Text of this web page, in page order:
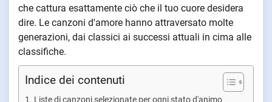
che cattura esattamente ciò che il tuo cuore desidera
dire. Le canzoni d'amore hanno attraversato molte
generazioni, dai classici ai successi attuali in cima alle
classifiche.
Indice dei contenuti
Liste di canzoni selezionate per ogni stato d'animo